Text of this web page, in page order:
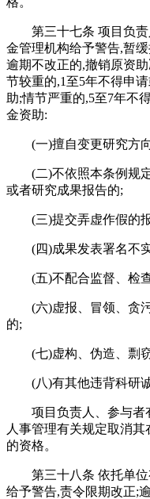
第三十七条 项目负
金管理机构给予警告,暂
逾期不改正的,撤销原资
节较重的,1至5年不得申
助;情节严重的,5至7年不
金资助:
(一)擅自变更研究方
(二)不依照本条例规
或者研究成果报告的;
(三)提交弄虚作假的
(四)成果发表署名不
(五)不配合监督、检
(六)虚报、冒领、贪
的;
(七)虚构、伪造、剽
(八)有其他违背科研
项目负责人、参与者
人事管理有关规定取消
的资格。
第三十八条 依托单
给予警告,责令限期改正;